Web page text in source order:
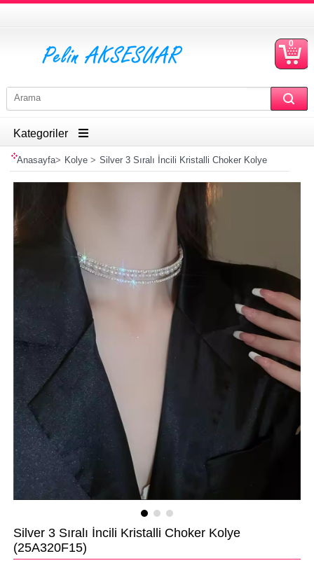
0
Kategoriler
Anasayfa> Kolye> Silver 3 Sıralı İncili Kristalli Choker Kolye
Silver 3 Sıralı İncili Kristalli Choker Kolye
(25A320F15)